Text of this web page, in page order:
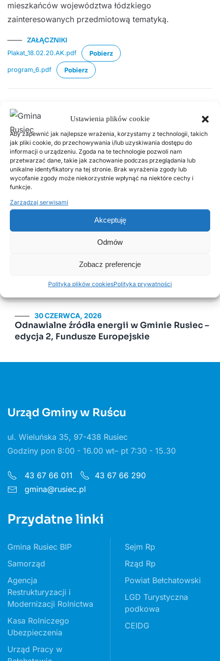
Ustawienia plików cookie
Aby zapewnić jak najlepsze wrażenia, korzystamy z technologii, takich
jak pliki cookie, do przechowywania i/lub uzyskiwania dostępu do
informacji o urządzeniu. Zgoda na te technologie pozwoli nam
przetwarzać dane, takie jak zachowanie podczas przeglądania lub
unikalne identyfikatory na tej stronie. Brak wyrażenia zgody lub
wycofanie zgody może niekorzystnie wpłynąć na niektóre cechy i
funkcje.
Zarządzaj serwisami
Akceptuję
Odmów
Zobacz preferencje
Polityka plików cookiesPolityka prywatności
mieszkańców województwa łódzkiego
zainteresowanych przedmiotową tematyką.
ZAŁĄCZNIKI
Plakat_18.02.20.AK.pdf Pobierz
program_6.pdf Pobierz
Poprzednie
Popularne wpisy
2 LUTEGO, 2026
PSZOK Rusiec – godziny otwarcia, lokalizacja i
18 LISTOPADA, 2025
komunalnych w 2026 roku
Kurenda
30 CZERWCA, 2026
Odnawialne źródła energii w Gminie Rusiec –
edycja 2, Fundusze Europejskie
Urząd Gminy w Ruścu
ul. Wieluńska 35, 97-438 Rusiec
Godziny pon 8:00 - 16.00 wt– pt 7:30 - 15.30
43 67 66 011
43 67 66 290
gmina@rusiec.pl
Przydatne linki
Gmina Rusiec BIP
Samorząd
Agencja
Restrukturyzacji i
Modernizacji Rolnictwa
Kasa Rolniczego
Ubezpieczenia
Urząd Pracy w
Sejm Rp
Rząd Rp
Powiat Bełchatowski
LGD Turystyczna
podkowa
CEIDG